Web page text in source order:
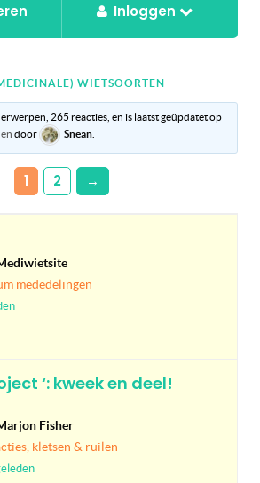
Inloggen
WIETSOORTEN
265 reacties, en is laatst geüpdatet op
door Snean
1 2 →
mededelingen
‘: kweek en deel!
Fisher
kletsen & ruilen